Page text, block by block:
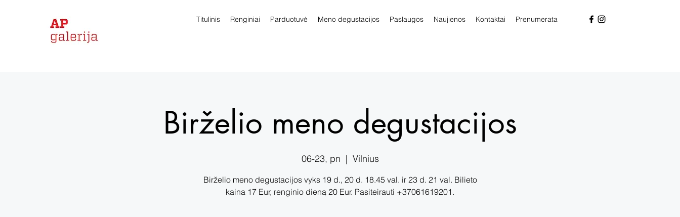
Titulinis Renginiai Parduotuvė Meno degustacijos Paslaugos Naujienos Kontaktai Prenumerata
Birželio meno degustacijos
06-23, pn
  |
Vilnius
Birželio meno degustacijos vyks 19 d., 20 d. 18.45 val. ir 23 d. 21 val. Bilieto
kaina 17 Eur, renginio dieną 20 Eur. Pasiteirauti +37061619201.